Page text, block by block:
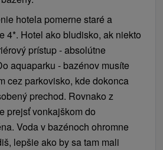
hotela pomerne staré a
4*. Hotel ako bludisko, ak niekto
prístup - absolútne
aquaparku - bazénov musíte
cez parkovisko, kde dokonca
prechod. Rovnako z
prejsť vonkajškom do
Voda v bazénoch ohromne
lepšie ako by sa tam mali